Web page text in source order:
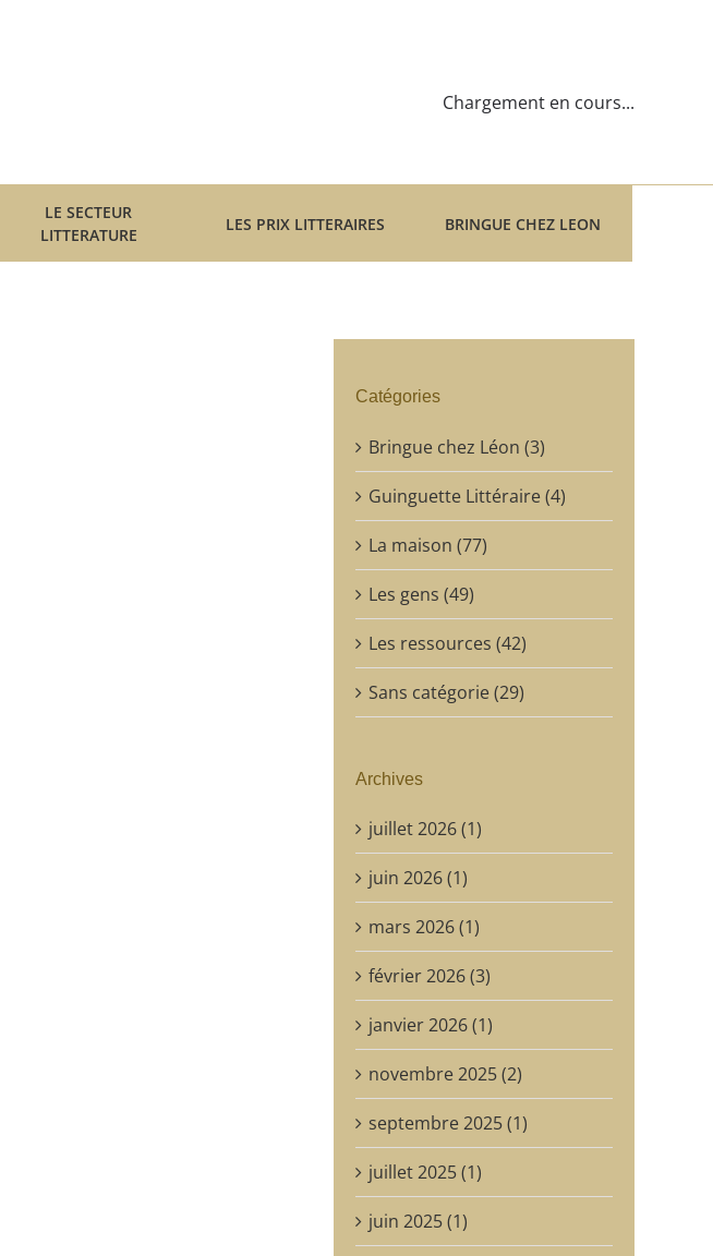
Chargement en cours...
LE SECTEUR
LITTERATURE
LES PRIX LITTERAIRES BRINGUE CHEZ LEON
Catégories
Bringue chez Léon (3)
Guinguette Littéraire (4)
La maison (77)
Les gens (49)
Les ressources (42)
Sans catégorie (29)
Archives
juillet 2026 (1)
juin 2026 (1)
mars 2026 (1)
février 2026 (3)
janvier 2026 (1)
novembre 2025 (2)
septembre 2025 (1)
juillet 2025 (1)
juin 2025 (1)